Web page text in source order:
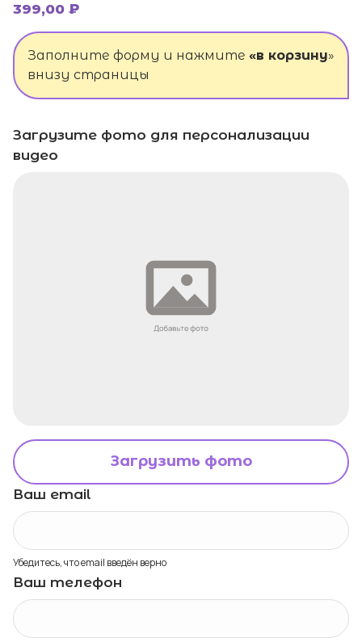
399,00 ₽
Заполните форму и нажмите «в корзину»
внизу страницы
Загрузите фото для персонализации
видео
Загрузить фото
Ваш email
Убедитесь, что email введён верно
Ваш телефон